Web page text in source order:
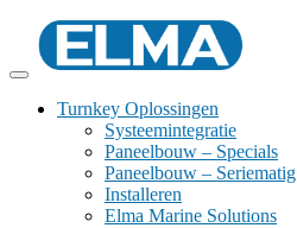
Turnkey Oplossingen
Systeemintegratie
Paneelbouw – Specials
Paneelbouw – Seriematig
Installeren
Elma Marine Solutions